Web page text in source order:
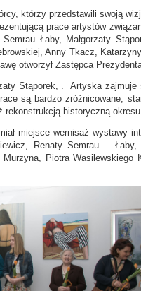
którzy przedstawili swoją
prace artystów
Małgorzaty
Anny Tkacz,
otworzył Zastępca
Stąporek, . Artyska
są bardzo zróżnicowane,
rekonstrukcją historyczną
miejsce wernisaż wystawy
Renaty Semrau –
Piotra